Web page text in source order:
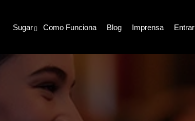
Sugar Como Funciona Blog Imprensa Entrar